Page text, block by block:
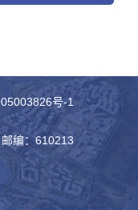
号-1
邮编：610213